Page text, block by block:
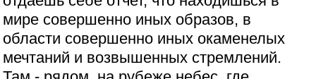
мире совершенно иных образов, в
области совершенно иных окаменелых
мечтаний и возвышенных стремлений.